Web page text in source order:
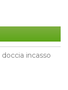
incasso